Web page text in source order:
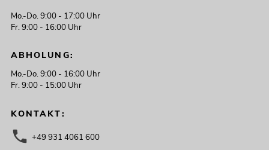
Mo.-Do. 9:00 - 17:00 Uhr
Fr. 9:00 - 16:00 Uhr
ABHOLUNG:
Mo.-Do. 9:00 - 16:00 Uhr
Fr. 9:00 - 15:00 Uhr
KONTAKT:
+49 931 4061 600